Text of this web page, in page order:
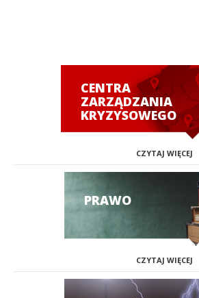
CENTRA
ZARZĄDZANIA
KRYZYSOWEGO
CZYTAJ WIĘCEJ
PRAWO
CZYTAJ WIĘCEJ